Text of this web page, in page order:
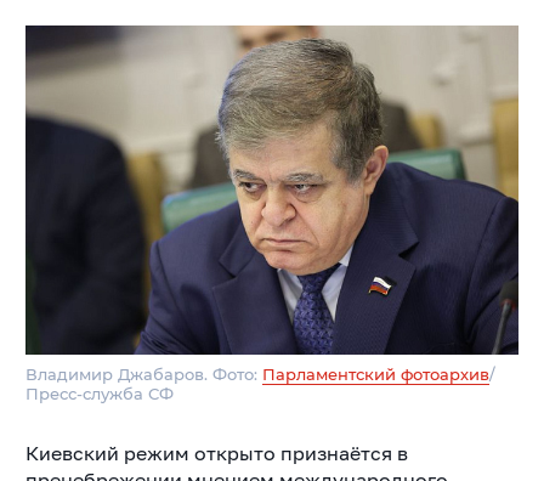
Владимир Джабаров. Фото: Парламентский фотоархив/
Пресс-служба СФ
Киевский режим открыто признаётся в